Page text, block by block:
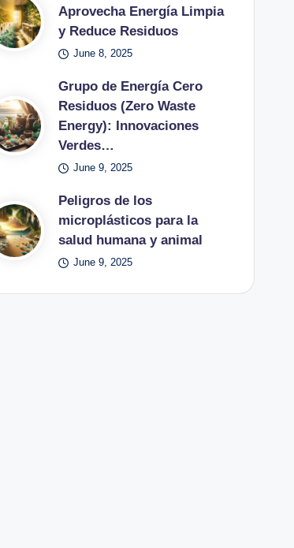
Aprovecha Energía Limpia
y Reduce Residuos
June 8, 2025
Grupo de Energía Cero
Residuos (Zero Waste
Energy): Innovaciones
Verdes…
June 9, 2025
Peligros de los
microplásticos para la
salud humana y animal
June 9, 2025